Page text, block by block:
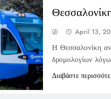
April 13,
Η Θεσσαλονίκη
δρομολογίων
Διαβάστε